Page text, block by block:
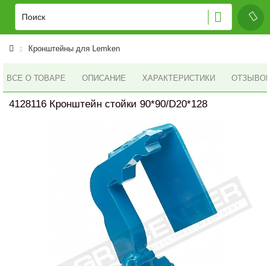
Кронштейны для Lemken
ВСЕ О ТОВАРЕ ОПИСАНИЕ ХАРАКТЕРИСТИКИ ОТЗЫВОВ
4128116 Кронштейн стойки 90*90/D20*128